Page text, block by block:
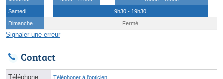
Samedi
9h30 - 19h30
Dimanche
Fermé
Signaler une erreur
Contact
Téléphone Téléphoner à l'opticien